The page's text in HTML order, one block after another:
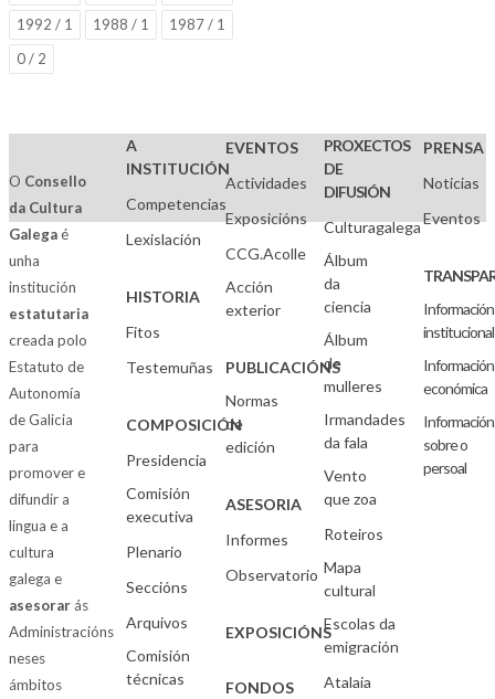
1992 / 1
1988 / 1
1987 / 1
0 / 2
O Consello
da Cultura
Galegaé
unha
institución
estatutaria
creada polo
Estatuto de
Autonomía
de Galicia
para
promover e
difundir a
lingua e a
cultura
galega e
asesorarás
Administracións
neses
ámbitos
A
INSTITUCIÓN
Competencias
Lexislación
HISTORIA
Fitos
Testemuñas
COMPOSICIÓN
Presidencia
Comisión
executiva
Plenario
Seccións
Arquivos
Comisión
técnicas
EVENTOS
Actividades
Exposicións
CCG.Acolle
Acción
exterior
PUBLICACIÓNS
Normas
de
edición
ASESORIA
Informes
Observatorio
EXPOSICIÓNS
FONDOS
PROXECTOS
DE
DIFUSIÓN
Culturagalega
Álbum
da
ciencia
Álbum
de
mulleres
Irmandades
da fala
Vento
que zoa
Roteiros
Mapa
cultural
Escolas da
emigración
Atalaia
PRENSA
Noticias
Eventos
Información
institucional
Información
económica
Información
sobre o
persoal